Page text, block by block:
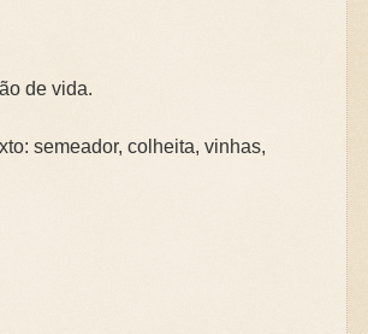
de vida.
semeador, colheita, vinhas,